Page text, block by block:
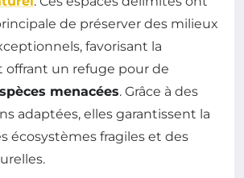
de préserver des milieux
favorisant la
offrant un refuge pour de
menacées. Grâce à des
adaptées, elles garantissent la
écosystèmes fragiles et des